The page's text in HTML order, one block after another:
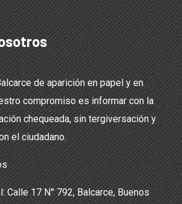
de aparición en papel y en
compromiso es informar con la
chequeada, sin tergiversación y
el ciudadano.
Calle 17 N° 792, Balcarce, Buenos